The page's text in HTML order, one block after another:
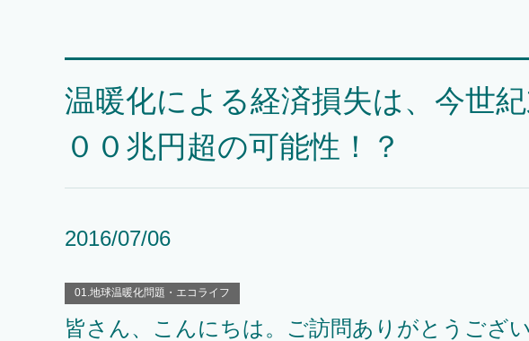
温暖化による経済損失は、今世
００兆円超の可能性！？
2016/07/06
01.地球温暖化問題・エコライフ
皆さん、こんにちは。ご訪問ありがとうござ